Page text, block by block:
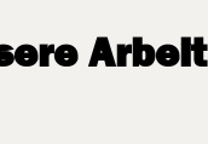
Arbeit